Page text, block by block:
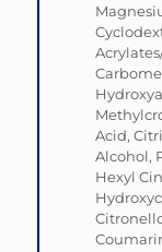
Acid,
Alcohol,
Hexyl